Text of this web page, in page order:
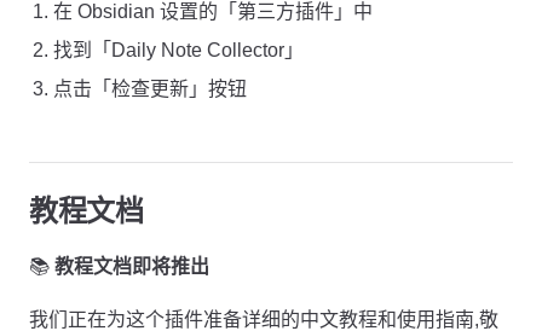
在 Obsidian 设置的「第三方插件」中
找到「Daily Note Collector」
点击「检查更新」按钮
教程文档
📚 教程文档即将推出
我们正在为这个插件准备详细的中文教程和使用指南,敬